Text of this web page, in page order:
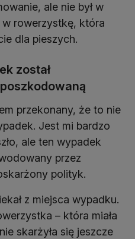
ale nie był w
rowerzystkę, która
dla pieszych.
został
przekonany, że to nie
Jest mi bardzo
ale ten wypadek
przez
z miejsca wypadku.
– która miała
skarżyła się jeszcze